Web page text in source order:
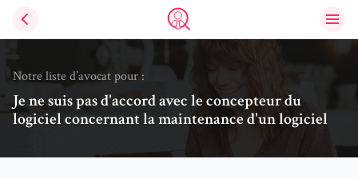
Trouve un avocat
Notre liste d’avocat pour :
Je ne suis pas d'accord avec le concepteur du
logiciel concernant la maintenance d'un logiciel